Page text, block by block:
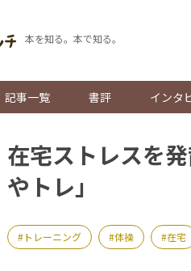
本を知る。本で知る。
記事一覧 書評 インタ
在宅ストレスを
やトレ」
トレーニング 体操 在宅